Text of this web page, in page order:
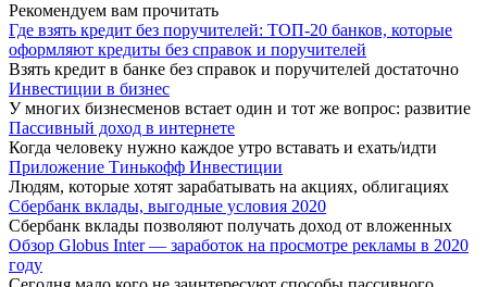
Рекомендуем вам прочитать
Где взять кредит без поручителей: ТОП-20 банков, которые
оформляют кредиты без справок и поручителей
Взять кредит в банке без справок и поручителей достаточно
Инвестиции в бизнес
У многих бизнесменов встает один и тот же вопрос: развитие
Пассивный доход в интернете
Когда человеку нужно каждое утро вставать и ехать/идти
Приложение Тинькофф Инвестиции
Людям, которые хотят зарабатывать на акциях, облигациях
Сбербанк вклады, выгодные условия 2020
Сбербанк вклады позволяют получать доход от вложенных
Обзор Globus Inter — заработок на просмотре рекламы в 2020
году